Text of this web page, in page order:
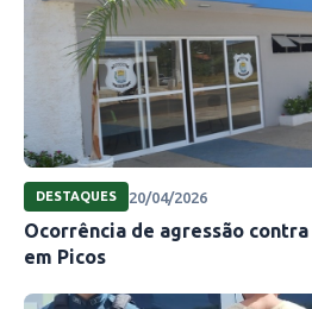
DESTAQUES 20/04/2026
Ocorrência de agressão
em Picos